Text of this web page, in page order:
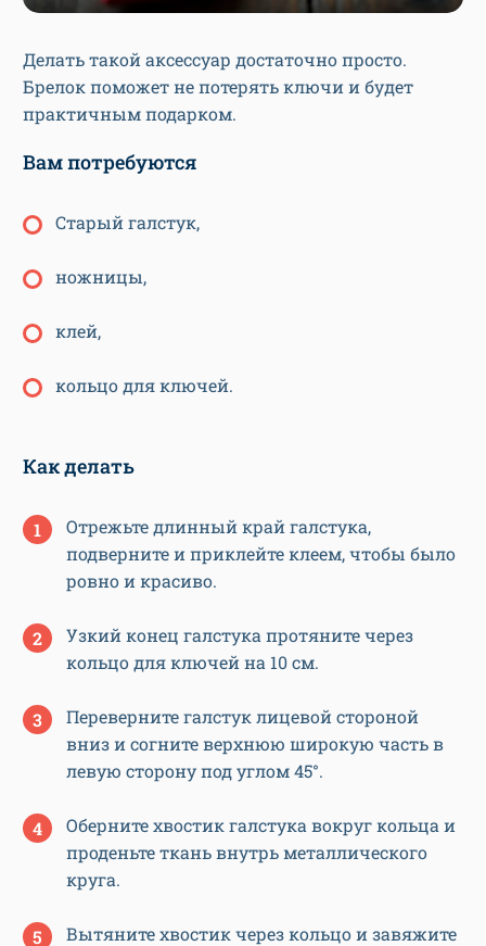
Делать такой аксессуар достаточно просто.
Брелок поможет не потерять ключи и будет
практичным подарком.
Вам потребуются
Старый галстук,
ножницы,
клей,
кольцо для ключей.
Как делать
Отрежьте длинный край галстука,
подверните и приклейте клеем, чтобы было
ровно и красиво.
Узкий конец галстука протяните через
кольцо для ключей на 10 см.
Переверните галстук лицевой стороной
вниз и согните верхнюю широкую часть в
левую сторону под углом 45°.
Оберните хвостик галстука вокруг кольца и
проденьте ткань внутрь металлического
круга.
Вытяните хвостик через кольцо и завяжите